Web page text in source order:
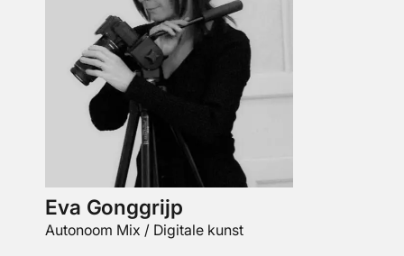
Eva Gonggrijp
Autonoom Mix / Digitale kunst